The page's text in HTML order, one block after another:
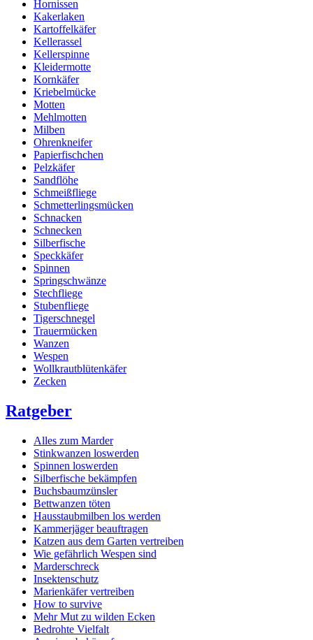
Hornissen
Kakerlaken
Kartoffelkäfer
Kellerassel
Kellerspinne
Kleidermotte
Kornkäfer
Kriebelmücke
Motten
Mehlmotten
Milben
Ohrenkneifer
Papierfischchen
Pelzkäfer
Sandflöhe
Schmeißfliege
Schmetterlingsmücken
Schnacken
Schnecken
Silberfische
Speckkäfer
Spinnen
Springschwänze
Stechfliege
Stubenfliege
Tigerschnegel
Trauermücken
Wanzen
Wespen
Wollkrautblütenkäfer
Zecken
Ratgeber
Alles zum Marder
Stinkwanzen loswerden
Spinnen loswerden
Silberfische bekämpfen
Buchsbaumzünsler
Bettwanzen töten
Hausstaubmilben los werden
Kammerjäger beauftragen
Katzen aus dem Garten vertreiben
Wie gefährlich Wespen sind
Marderschreck
Insektenschutz
Marienkäfer vertreiben
How to survive
Mehr Mut zu wilden Ecken
Bedrohte Vielfalt